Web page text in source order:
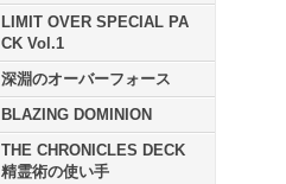
LIMIT OVER SPECIAL PA
CK Vol.1
深淵のオーバーフォース
BLAZING DOMINION
THE CHRONICLES DECK
精霊術の使い手